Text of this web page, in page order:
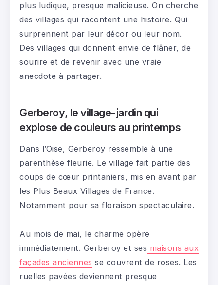
plus ludique, presque malicieuse. On cherche
des villages qui racontent une histoire. Qui
surprennent par leur décor ou leur nom.
Des villages qui donnent envie de flâner, de
sourire et de revenir avec une vraie
anecdote à partager.
Gerberoy, le village-jardin qui
explose de couleurs au printemps
Dans l’Oise, Gerberoy ressemble à une
parenthèse fleurie. Le village fait partie des
coups de cœur printaniers, mis en avant par
les Plus Beaux Villages de France.
Notamment pour sa floraison spectaculaire.
Au mois de mai, le charme opère
immédiatement. Gerberoy et ses maisons aux
façades anciennes se couvrent de roses. Les
ruelles pavées deviennent presque